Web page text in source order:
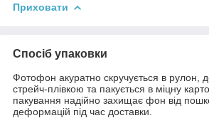
Приховати
Спосіб упаковки
Фотофон акуратно скручується в рулон,
стрейч-плівкою та пакується в міцну
пакування надійно захищає фон від
деформацій під час доставки.